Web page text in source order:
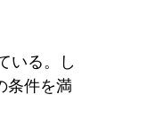
いる。し
条件を満